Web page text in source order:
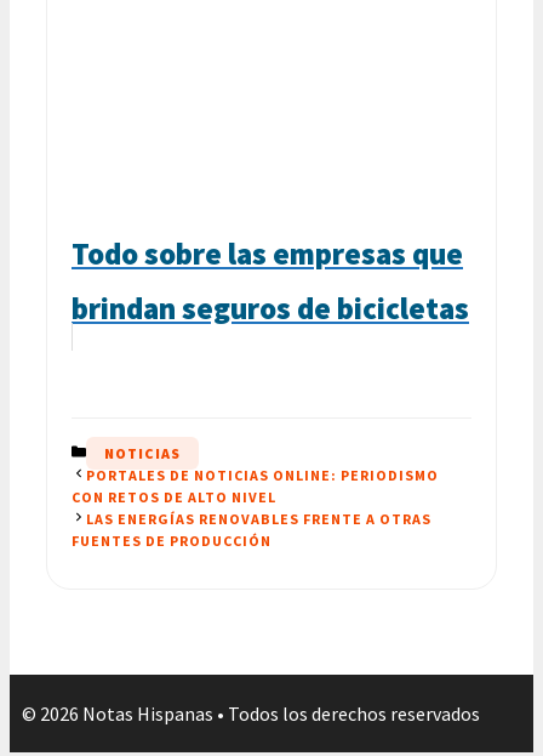
Todo sobre las empresas que
brindan seguros de bicicletas
CATEGORÍAS
NOTICIAS
PORTALES DE NOTICIAS ONLINE: PERIODISMO
CON RETOS DE ALTO NIVEL
LAS ENERGÍAS RENOVABLES FRENTE A OTRAS
FUENTES DE PRODUCCIÓN
© 2026 Notas Hispanas • Todos los derechos reservados